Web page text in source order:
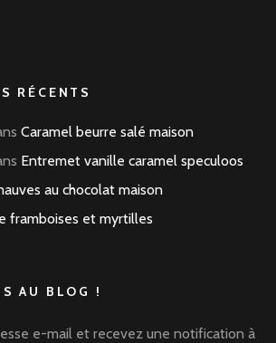
RÉCENTS
Caramel beurre salé maison
Entremet vanille caramel speculoos
au chocolat maison
framboises et myrtilles
AU BLOG !
e-mail et recevez une notification à